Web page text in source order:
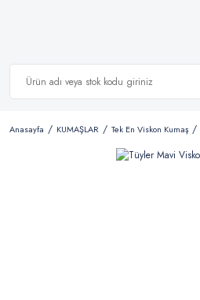
Anasayfa KUMAŞLAR Tek En Viskon Kumaş